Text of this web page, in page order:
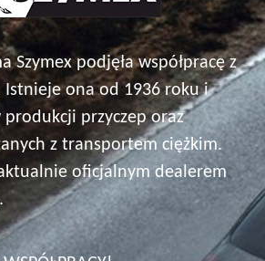
Szymex podjęła współpracę z
ona od 1936 roku i
produkcji przyczep oraz
z transportem ciężkim.
oficjalnym dealerem